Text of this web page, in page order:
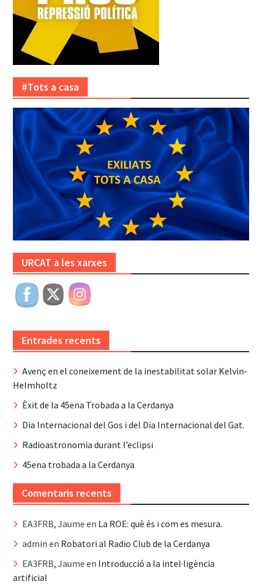
#Tots a casa
URCAT a les xarxes
Entrades recents
Avenç en el coneixement de la inestabilitat solar Kelvin-
Helmholtz
Èxit de la 45ena Trobada a la Cerdanya
Dia Internacional del Gos i del Dia Internacional del Gat.
Radioastronomia durant l’eclipsi
45ena trobada a la Cerdanya
Comentaris recents
EA3FRB, Jaume en La ROE: què és i com es mesura.
admin en Robatori al Radio Club de la Cerdanya
EA3FRB, Jaume en Introducció a la intel·ligència
artificial